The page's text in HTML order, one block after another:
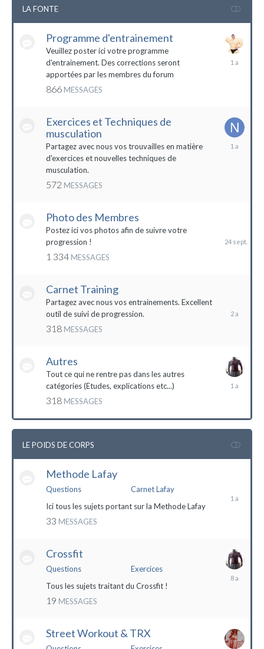
LA FONTE
Programme d'entrainement
Veuillez poster ici votre programme
d'entrainement. Des corrections seront
apportées par les membres du forum
866 MESSAGES
20
Exercices et Techniques de
musculation
Partagez avec nous vos trouvailles en matière
d'exercices et nouvelles techniques de
musculation.
572 MESSAGES
25
Photo des Membres
Postez ici vos photos afin de suivre votre
progression !
1 334 MESSAGES
2023
Carnet Training
Partagez avec nous vos entrainements. Excellent
outil de suivi de progression.
318 MESSAGES
2022
Autres
Tout ce qui ne rentre pas dans les autres
catégories (Etudes, explications etc...)
318 MESSAGES
10
LE POIDS DE CORPS
Methode Lafay
Questions
Carnet Lafay
Ici tous les sujets portant sur la Methode Lafay
33 MESSAGES
2023
Crossfit
Questions
Exercices
Tous les sujets traitant du Crossfit !
19 MESSAGES
27
Street Workout & TRX